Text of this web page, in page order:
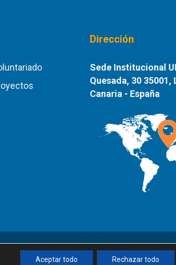
Dirección
Sede Institucional
Quesada, 30 35001,
Canaria - España
Gran Canaria · ULPGC
Aceptar todo Rechazar todo